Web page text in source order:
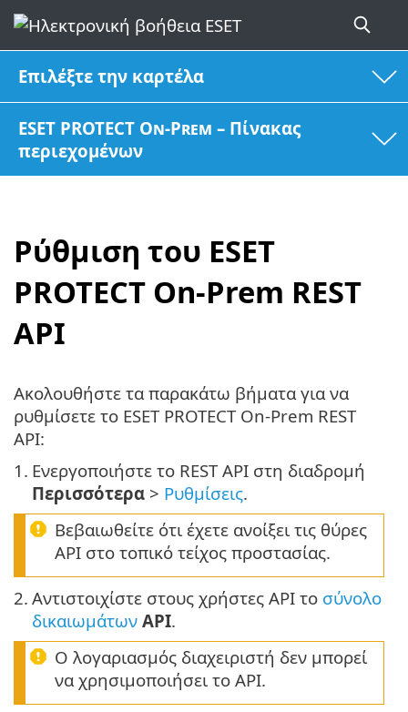
Επιλέξτε την καρτέλα
ESET PROTECT On-Prem – Πίνακας
περιεχομένων
Ρύθμιση του ESET
PROTECT On-Prem REST
API
Ακολουθήστε τα παρακάτω βήματα για να
ρυθμίσετε το ESET PROTECT On-Prem REST
API:
1. Ενεργοποιήστε το REST API στη διαδρομή
Περισσότερα > Ρυθμίσεις.
Βεβαιωθείτε ότι έχετε ανοίξει τις θύρες
API στο τοπικό τείχος προστασίας.
2. Αντιστοιχίστε στους χρήστες API το σύνολο
δικαιωμάτων API.
Ο λογαριασμός διαχειριστή δεν μπορεί
να χρησιμοποιήσει το API.